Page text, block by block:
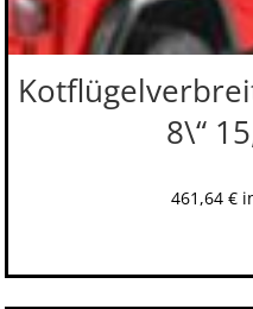
8\“
461,64 €